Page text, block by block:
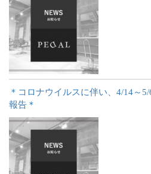
＊コロナウイルスに伴い、4/14～
報告＊